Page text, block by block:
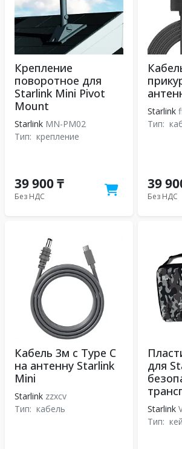
Крепление
поворотное для
Starlink Mini Pivot
Mount
Starlink MN-PM02
Тип: крепление
39 900 ₸
Без НДС
Starlink
Тип:
39
Без НДС
Кабель 3м с Type C
на антенну Starlink
Mini
Starlink zzxcv
Тип: кабель
для
Starlink
Тип: